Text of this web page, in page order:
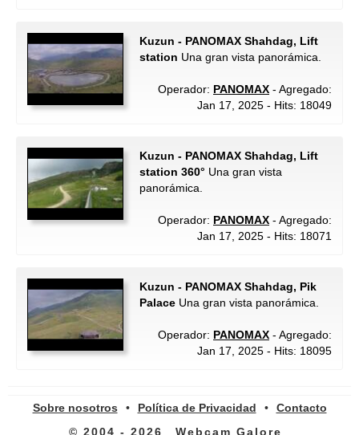
Kuzun - PANOMAX Shahdag, Lift
station Una gran vista panorámica.
Operador: PANOMAX - Agregado:
Jan 17, 2025 - Hits: 18049
Kuzun - PANOMAX Shahdag, Lift
station 360° Una gran vista
panorámica.
Operador: PANOMAX - Agregado:
Jan 17, 2025 - Hits: 18071
Kuzun - PANOMAX Shahdag, Pik
Palace Una gran vista panorámica.
Operador: PANOMAX - Agregado:
Jan 17, 2025 - Hits: 18095
Sobre nosotros • Política de Privacidad •
Contacto
© 2004 - 2026
Webcam Galore